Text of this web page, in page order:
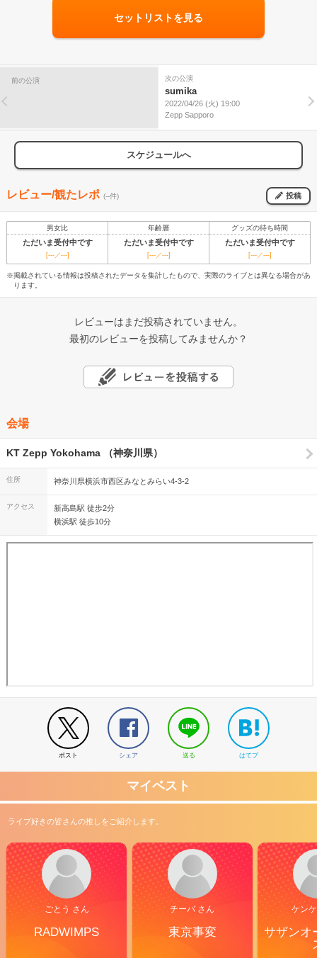
セットリストを見る
前の公演 次の公演
sumika
2022/04/26 (火) 19:00
Zepp Sapporo
スケジュールへ
レビュー/観たレポ (--件) 投稿
男女比 年齢層 グッズの待ち時間
ただいま受付中です ただいま受付中です ただいま受付中です
[---／---] [---／---] [---／---]
※掲載されている情報は投稿されたデータを集計したもので、実際のライブとは異なる場合があ
ります。
レビューはまだ投稿されていません。
最初のレビューを投稿してみませんか？
会場
KT Zepp Yokohama （神奈川県）
住所 神奈川県横浜市西区みなとみらい4-3-2
アクセス
新高島駅 徒歩2分
横浜駅 徒歩10分
ポスト シェア 送る はてブ
マイベスト
ライブ好きの皆さんの推しをご紹介します。
ごとう さん
RADWIMPS
チーバ さん
東京事変
ケン
サザンオ